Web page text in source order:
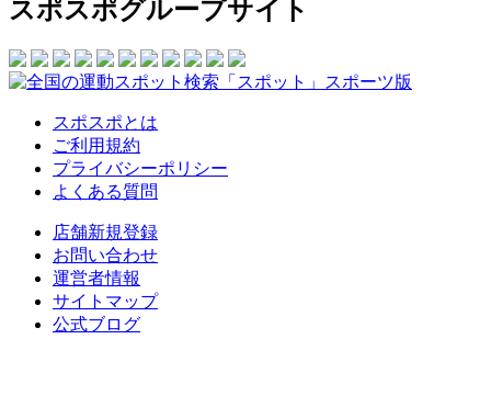
スポスポグループサイト
スポスポとは
ご利用規約
プライバシーポリシー
よくある質問
店舗新規登録
お問い合わせ
運営者情報
サイトマップ
公式ブログ